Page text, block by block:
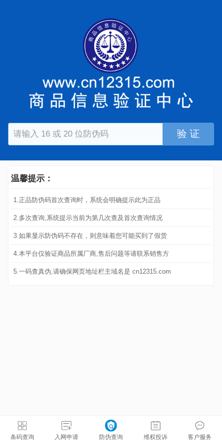
验 证
温馨提示：
1.正品防伪码首次查询时，系统会明确提示此为正品
2.多次查询,系统提示当前为第几次查及首次查询情况
3.如果显示防伪码不存在，则意味着您可能买到了假货
4.本平台仅验证商品所属厂商,售后问题等请联系销售方
5.一码查真伪,请确保网页地址栏主域名是 cn12315.com
条码查询 入网申请 防伪查询 维权投诉 客户服务